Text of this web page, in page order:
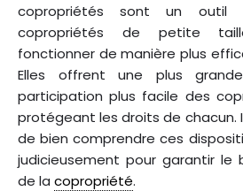
copropriétés sont un outil
copropriétés de petite
fonctionner de manière plus
Elles offrent une plus
participation plus facile des
protégeant les droits de chacun.
de bien comprendre ces
judicieusement pour garantir le
de la copropriété.